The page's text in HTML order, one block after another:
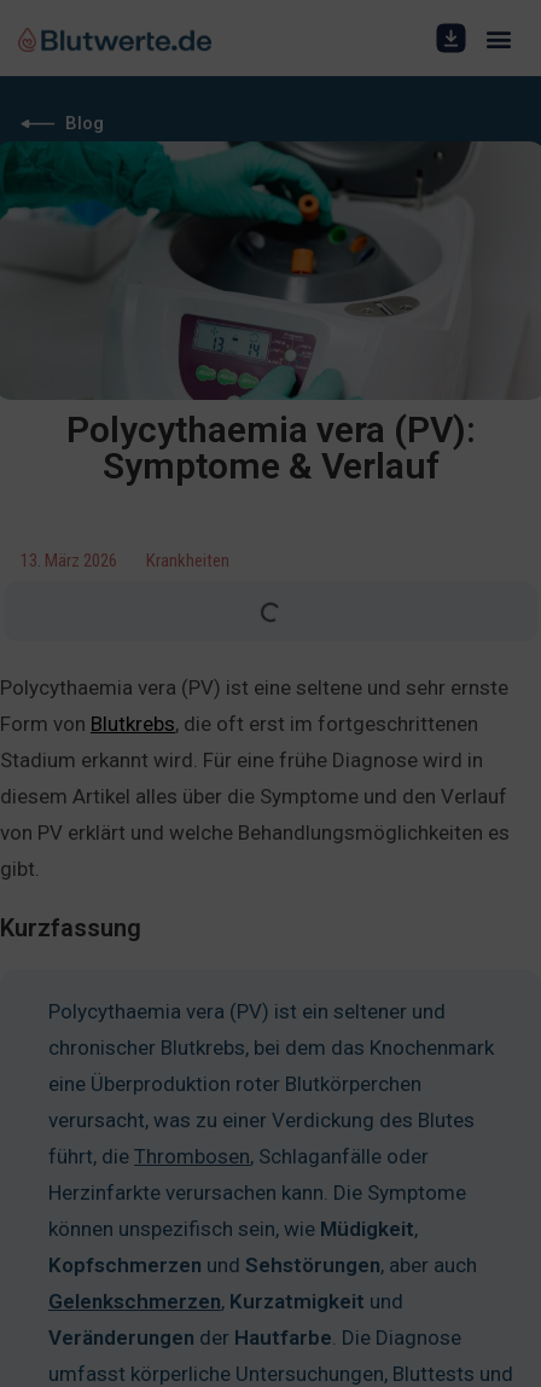
Blog
Polycythaemia vera (PV):
Symptome & Verlauf
13. März 2026 Krankheiten
Polycythaemia vera (PV) ist eine seltene und sehr ernste
Form von Blutkrebs, die oft erst im fortgeschrittenen
Stadium erkannt wird. Für eine frühe Diagnose wird in
diesem Artikel alles über die Symptome und den Verlauf
von PV erklärt und welche Behandlungsmöglichkeiten es
gibt.
Kurzfassung
Polycythaemia vera (PV) ist ein seltener und
chronischer Blutkrebs, bei dem das Knochenmark
eine Überproduktion roter Blutkörperchen
verursacht, was zu einer Verdickung des Blutes
führt, die Thrombosen, Schlaganfälle oder
Herzinfarkte verursachen kann. Die Symptome
können unspezifisch sein, wie Müdigkeit,
Kopfschmerzen und Sehstörungen, aber auch
Gelenkschmerzen, Kurzatmigkeit und
Veränderungen der Hautfarbe. Die Diagnose
umfasst körperliche Untersuchungen, Bluttests und